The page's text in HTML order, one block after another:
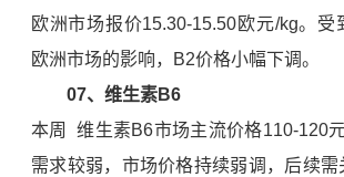
欧洲市场报价15.30-15.50欧元/kg。受
欧洲市场的影响，B2价格小幅下调。
07、 维生素B6
本周 维生素B6市场主流价格110-120
需求较弱，市场价格持续弱调，后续